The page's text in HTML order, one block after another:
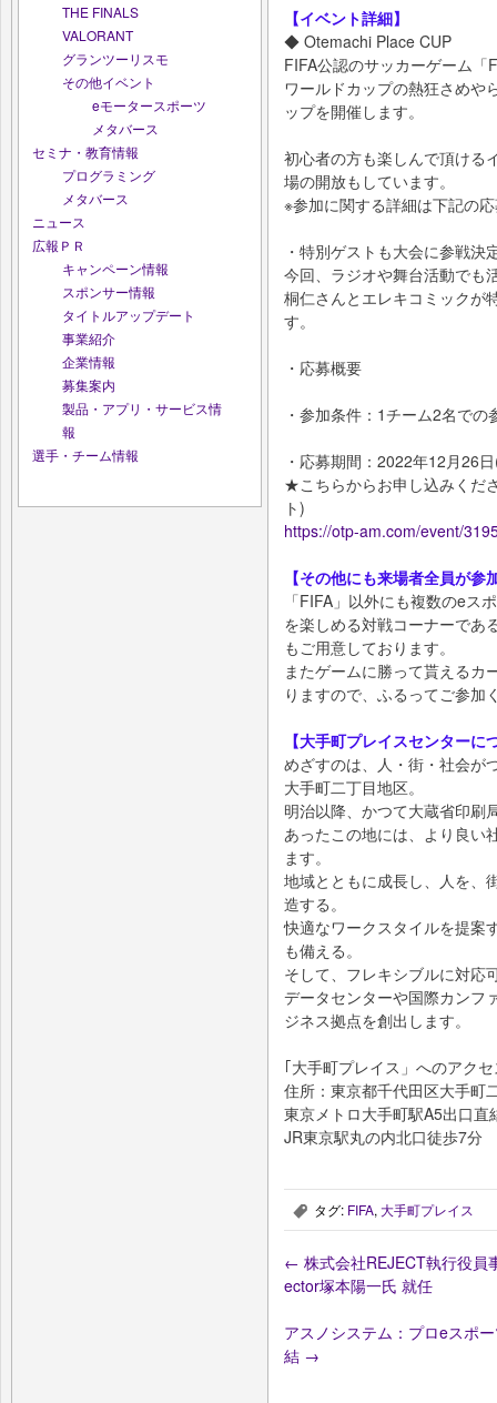
THE FINALS
VALORANT
グランツーリスモ
その他イベント
eモータースポーツ
メタバース
セミナ・教育情報
プログラミング
メタバース
ニュース
広報ＰＲ
キャンペーン情報
スポンサー情報
タイトルアップデート
事業紹介
企業情報
募集案内
製品・アプリ・サービス情
報
選手・チーム情報
【イベント詳細】
◆ Otemachi Place CUP
FIFA公認のサッカーゲーム
ワールドカップの熱狂さめや
ップを開催します。
初心者の方も楽しんで頂ける
場の開放もしています。
※参加に関する詳細は下記の
・特別ゲストも大会に参戦決
今回、ラジオや舞台活動でも
桐仁さんとエレキコミックが
す。
・応募概要
・参加条件：1チーム2名での
・応募期間：2022年12月26
★こちらからお申し込みくだ
ト)
https://otp-am.com/event/
【その他にも来場者全員が参
「FIFA」以外にも複数のeス
を楽しめる対戦コーナーであ
もご用意しております。
またゲームに勝って貰えるカ
りますので、ふるってご参加
【大手町プレイスセンターに
めざすのは、⼈・街・社会が
⼤⼿町⼆丁⽬地区。
明治以降、かつて⼤蔵省印刷
あったこの地には、より良い
ます。
地域とともに成⻑し、⼈を、
造する。
快適なワークスタイルを提案
も備える。
そして、フレキシブルに対応
データセンターや国際カンフ
ジネス拠点を創出します。
｢大手町プレイス」へのアク
住所：東京都千代田区大手町
東京メトロ大手町駅A5出口直
JR東京駅丸の内北口徒歩7分
, タグ: FIFA, 大手町プレイス
← 株式会社REJECT執行役
ector塚本陽一氏 就任
アスノシステム：プロeスポ
結 →